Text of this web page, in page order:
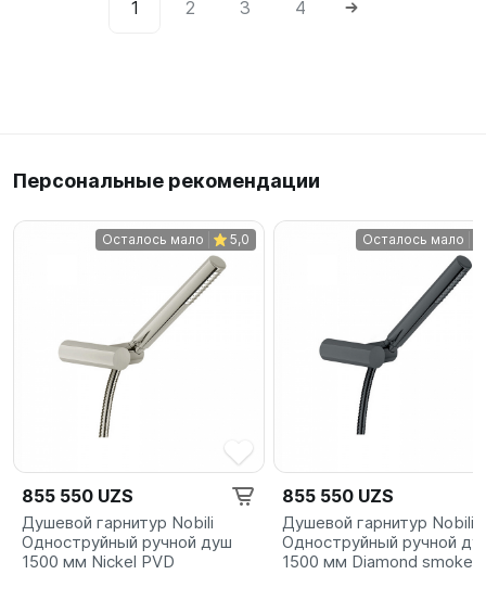
1 2 3 4
Персональные рекомендации
Осталось мало 5,0
855 550 UZS
Душевой гарнитур Nobili
Одноструйный ручной душ
1500 мм Nickel PVD
Осталось мало
855 550 UZS
Душевой гарнитур Nobili
Одноструйный ручной
1500 мм Diamond smoke